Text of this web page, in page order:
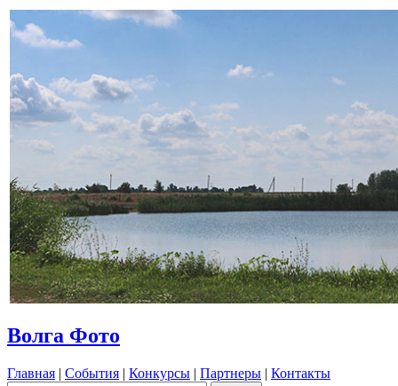
Волга Фото
Главная | События | Конкурсы | Партнеры | Контакты